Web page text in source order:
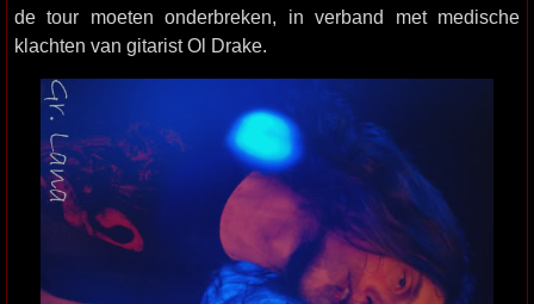
de tour moeten onderbreken, in verband met medische
klachten van gitarist Ol Drake.